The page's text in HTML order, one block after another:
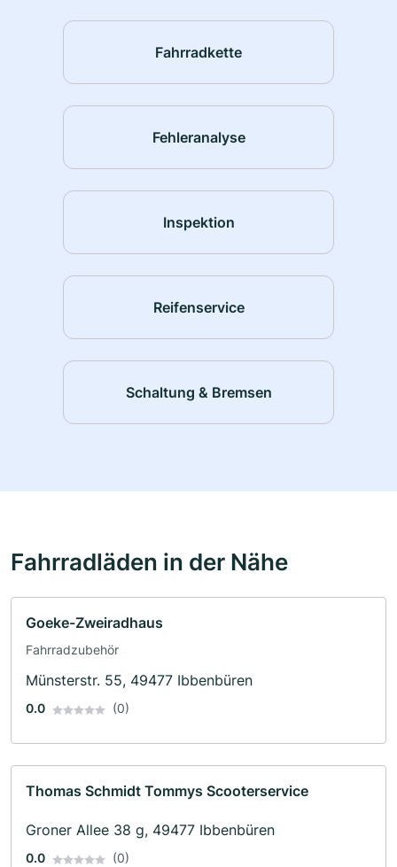
Fahrradkette
Fehleranalyse
Inspektion
Reifenservice
Schaltung & Bremsen
Fahrradläden in der Nähe
Goeke-Zweiradhaus
Fahrradzubehör
Münsterstr. 55, 49477 Ibbenbüren
0.0 (0)
Thomas Schmidt Tommys Scooterservice
Groner Allee 38 g, 49477 Ibbenbüren
0.0 (0)